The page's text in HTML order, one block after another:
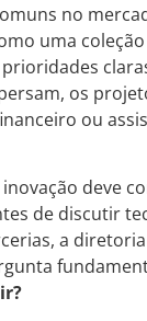
no
uma
os
ou
deve
de discutir
a